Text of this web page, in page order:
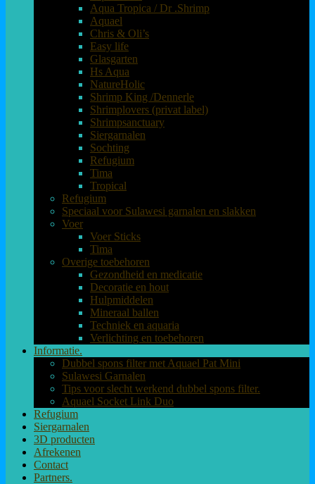
Aqua Tropica / Dr .Shrimp
Aquael
Chris & Oli’s
Easy life
Glasgarten
Hs Aqua
NatureHolic
Shrimp King /Dennerle
Shrimplovers (privat label)
Shrimpsanctuary
Siergarnalen
Sochting
Refugium
Tima
Tropical
Refugium
Speciaal voor Sulawesi garnalen en slakken
Voer
Voer Sticks
Tima
Overige toebehoren
Gezondheid en medicatie
Decoratie en hout
Hulpmiddelen
Mineraal ballen
Techniek en aquaria
Verlichting en toebehoren
Informatie.
Dubbel spons filter met Aquael Pat Mini
Sulawesi Garnalen
Tips voor slecht werkend dubbel spons filter.
Aquael Socket Link Duo
Refugium
Siergarnalen
3D producten
Afrekenen
Contact
Partners.